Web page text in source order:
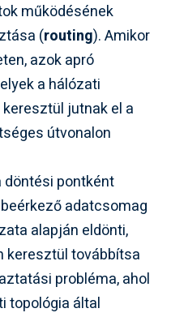
működésének
(routing). Amikor
azok apró
a hálózati
jutnak el a
útvonalon
pontként
adatcsomag
alapján eldönti,
keresztül továbbítsa
probléma, ahol
topológia által